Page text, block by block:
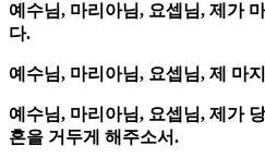
예수님, 마리아님, 요셉님, 제가
다.
예수님, 마리아님, 요셉님, 제 마
예수님, 마리아님, 요셉님, 제가
혼을 거두게 해주소서.